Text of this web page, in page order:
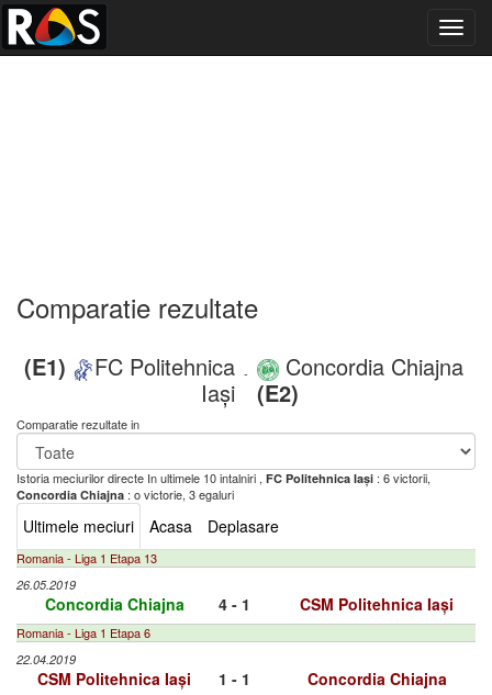
Comparatie rezultate
(E1)
FC Politehnica
Iași
-
Concordia Chiajna
(E2)
Comparatie rezultate in
Istoria meciurilor directe In ultimele 10 intalniri , FC Politehnica Iași : 6 victorii,
Concordia Chiajna : o victorie, 3 egaluri
Ultimele meciuri Acasa Deplasare
Romania - Liga 1 Etapa 13
26.05.2019
Concordia Chiajna 4 - 1 CSM Politehnica Iași
Romania - Liga 1 Etapa 6
22.04.2019
CSM Politehnica Iași 1 - 1 Concordia Chiajna